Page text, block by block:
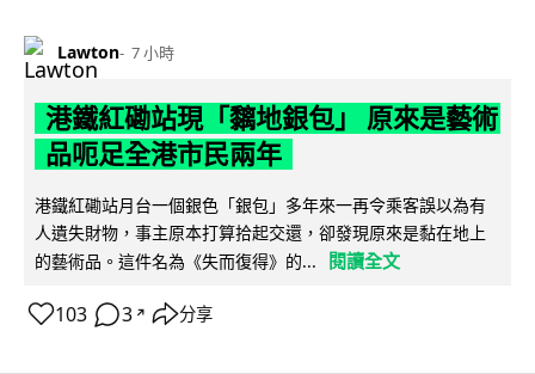
Lawton 7 小時
港鐵紅磡站現「黐地銀包」 原來是藝術
品呃足全港市民兩年
港鐵紅磡站月台一個銀色「銀包」多年來一再令乘客誤以為有
人遺失財物，事主原本打算拾起交還，卻發現原來是黏在地上
的藝術品。這件名為《失而復得》的...
閱讀全文
103 3 ↗ 分享